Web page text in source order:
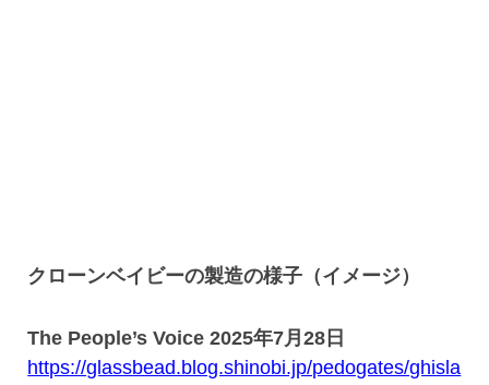
クローンベイビーの製造の様子（イメージ）
The People’s Voice 2025年7月28日
https://glassbead.blog.shinobi.jp/pedogates/ghisla